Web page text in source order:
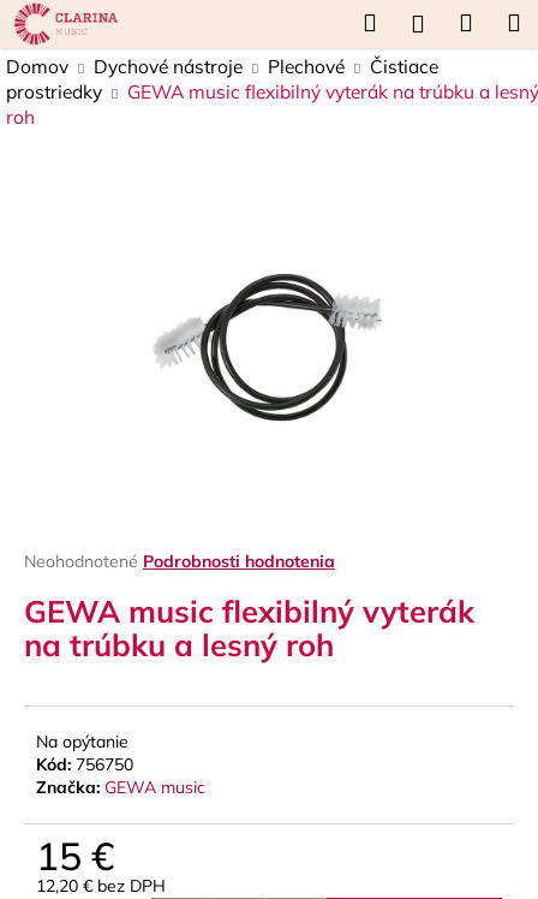
Prejsť
na
obsah
Hľadať
Domov Dychové nástroje Plechové
Čistiace
prostriedky
GEWA music flexibilný vyterák na trúbku a lesný
roh
Priemerné
produktu
je
0,0
Neohodnotené Podrobnosti hodnotenia
GEWA music flexibilný vyterák
na trúbku a lesný roh
Na opýtanie
Kód: 756750
Značka: GEWA music
15 €
12,20 € bez DPH
K
o
š
Späť
Späť
Č
á
j
s
ť